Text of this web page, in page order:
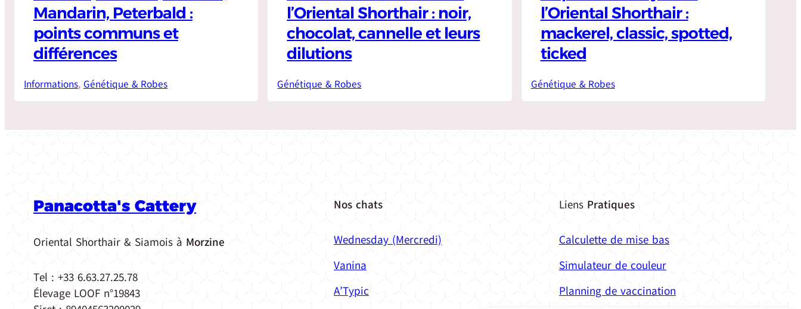
Mandarin, Peterbald :
points communs et
différences
Informations, Génétique & Robes
l’Oriental Shorthair : noir,
chocolat, cannelle et leurs
dilutions
Génétique & Robes
l’Oriental Shorthair :
mackerel, classic, spotted,
ticked
Génétique & Robes
Panacotta's Cattery
Oriental Shorthair & Siamois à Morzine
Tel : +33 6.63.27.25.78
Élevage LOOF n°19843
Nos chats
Wednesday (Mercredi)
Vanina
A’Typic
Liens Pratiques
Calculette de mise bas
Simulateur de couleur
Planning de vaccination